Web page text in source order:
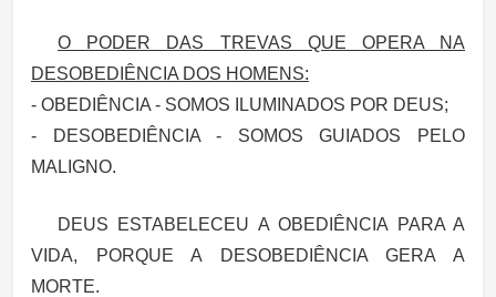
O PODER DAS TREVAS QUE OPERA NA
DESOBEDIÊNCIA DOS HOMENS:
- OBEDIÊNCIA - SOMOS ILUMINADOS POR DEUS;
- DESOBEDIÊNCIA - SOMOS GUIADOS PELO
MALIGNO.
DEUS ESTABELECEU A OBEDIÊNCIA PARA A
VIDA, PORQUE A DESOBEDIÊNCIA GERA A
MORTE.